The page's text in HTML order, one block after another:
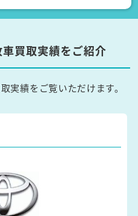
買取実績をご紹介
実績をご覧いただけます。